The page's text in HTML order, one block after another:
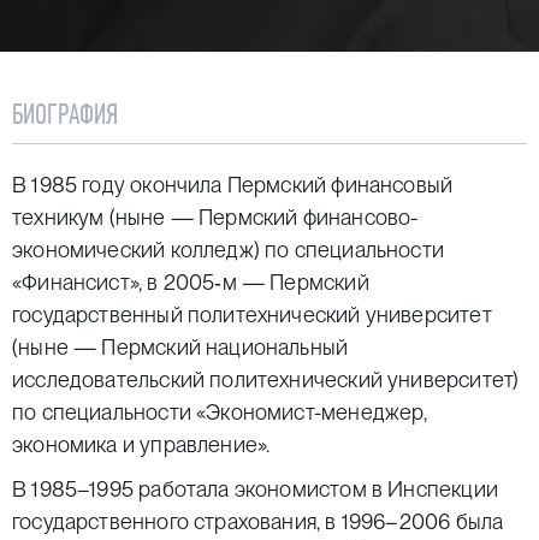
БИОГРАФИЯ
В 1985 году окончила Пермский финансовый
техникум (ныне — Пермский финансово-
экономический колледж) по специальности
«Финансист», в 2005‑м — Пермский
государственный политехнический университет
(ныне — Пермский национальный
исследовательский политехнический университет)
по специальности «Экономист-менеджер,
экономика и управление».
В 1985–1995 работала экономистом в Инспекции
государственного страхования, в 1996–2006 была